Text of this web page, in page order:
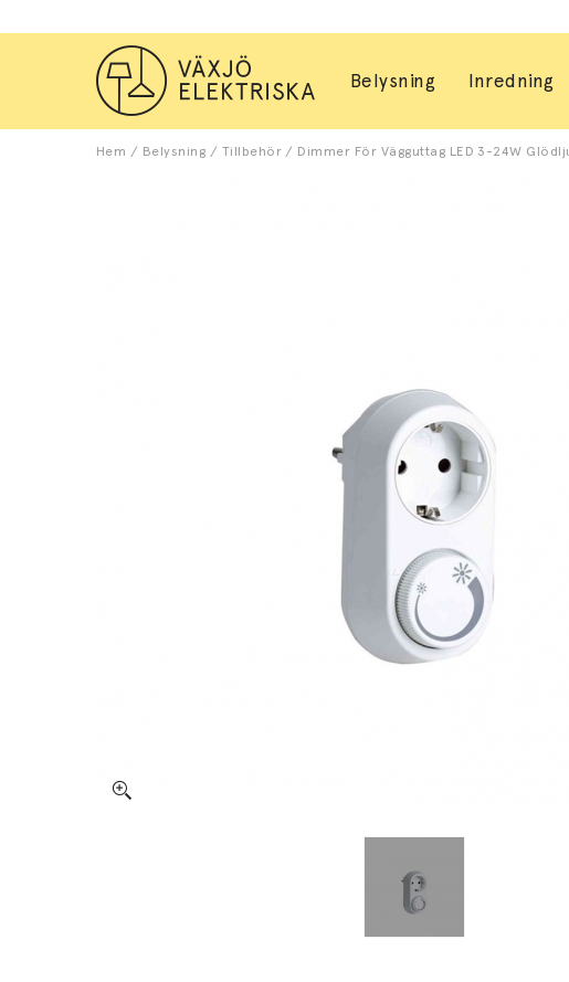
Belysning Inredning
Hem / Belysning / Tillbehör / Dimmer För Vägguttag LED 3-24W